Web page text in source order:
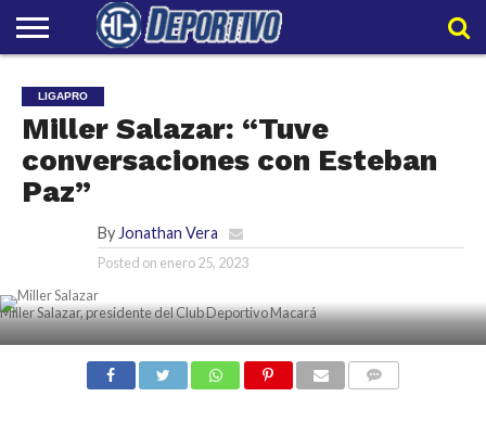
NACIONAL
INTERNACIONAL
EMBAJADORES
POLIDEPORTIVO
POLÍTICAS
DE
PRIVACIDAD
CONTACTO
HIT
EQUIPO
HIT
LIGAPRO
Miller Salazar: “Tuve
conversaciones con Esteban
Paz”
By Jonathan Vera
Posted on enero 25, 2023
Miller Salazar, presidente del Club Deportivo Macará